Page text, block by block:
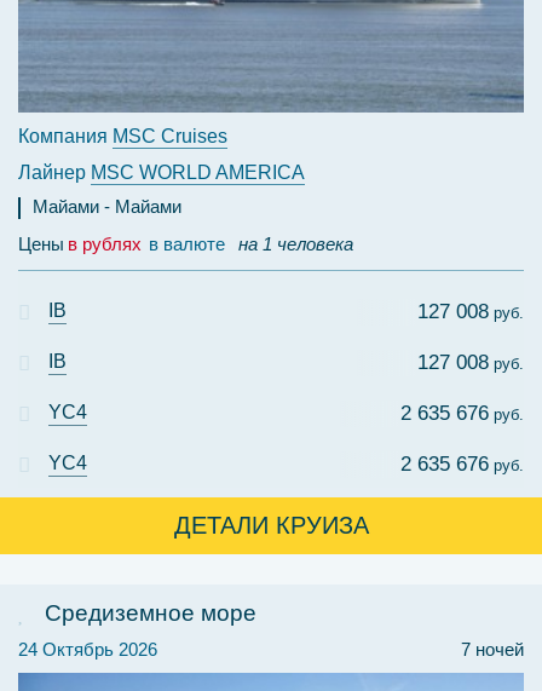
Компания MSC Cruises
Лайнер MSC WORLD AMERICA
Майами
Майами
Цены в рублях в валюте на 1 человека
IB 127 008 руб.
IB 127 008 руб.
YC4 2 635 676 руб.
YC4 2 635 676 руб.
ДЕТАЛИ КРУИЗА
Средиземное море
7 ночей
24 Октябрь 2026